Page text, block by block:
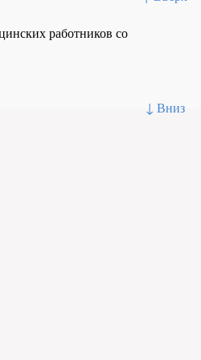
↓ Вниз
работников со